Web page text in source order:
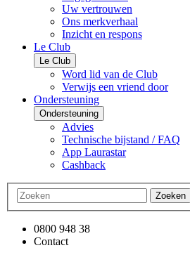
Uw vertrouwen
Ons merkverhaal
Inzicht en respons
Le Club
Le Club
Word lid van de Club
Verwijs een vriend door
Ondersteuning
Ondersteuning
Advies
Technische bijstand / FAQ
App Laurastar
Cashback
Zoeken
0800 948 38
Contact